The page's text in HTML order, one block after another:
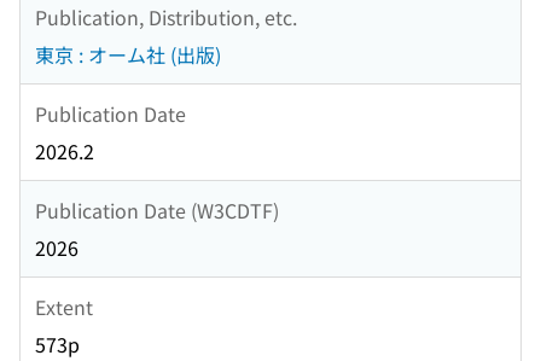
Publication, Distribution, etc.
東京 : オーム社 (出版)
Publication Date
2026.2
Publication Date (W3CDTF)
2026
Extent
573p